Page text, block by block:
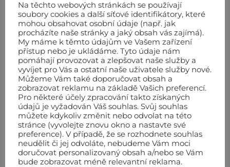
přeprava větších materiálů
Technické údaje
Obsah plošiny 273 litr
Max. nosná šířka 1732 mm
Na těchto webových stránkách se používají
soubory cookies a další síťové identifikátory, které
mohou obsahovat osobní údaje (např. jak
procházíte naše stránky a jaký obsah vás zajímá).
My máme k těmto údajům ve Vašem zařízení
přístup nebo je ukládáme. Tyto údaje nám
pomáhají provozovat a zlepšovat naše služby a
vyvíjet pro Vás a ostatní naše uživatele služby nové.
Můžeme Vám také doporučovat obsah a
zobrazovat reklamu na základě Vašich preferencí.
Pro některé účely zpracování takto získaných
údajů je vyžadován Váš souhlas. Svůj souhlas
můžete kdykoliv změnit nebo odvolat na této
stránce (vyvolejte znovu okno a nastavte své
preference). V případě, že se rozhodnete souhlas
neudělit či jej odvoláte, nebudeme Vám moci
doručovat personalizovaný obsah a/nebo se Vám
bude zobrazovat méně relevantní reklama.